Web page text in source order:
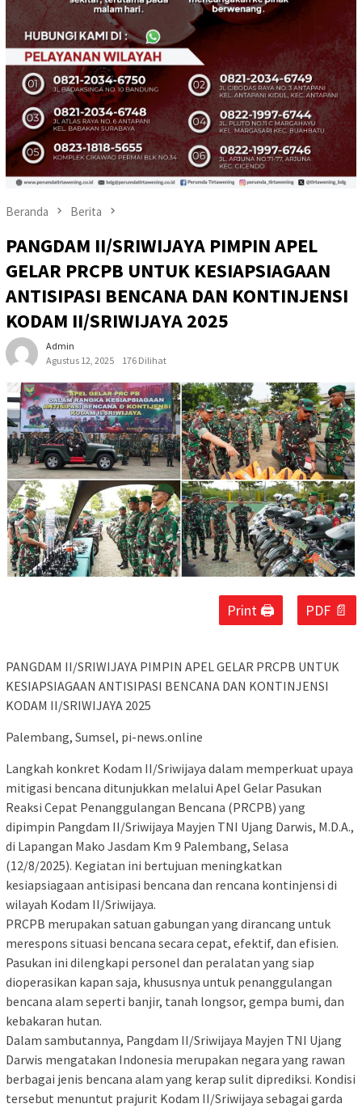
Beranda Berita
PANGDAM II/SRIWIJAYA PIMPIN APEL
GELAR PRCPB UNTUK KESIAPSIAGAAN
ANTISIPASI BENCANA DAN KONTINJENSI
KODAM II/SRIWIJAYA 2025
Admin
Agustus 12, 2025
176 Dilihat
Print 🖨 PDF 📄
PANGDAM II/SRIWIJAYA PIMPIN APEL GELAR PRCPB UNTUK
KESIAPSIAGAAN ANTISIPASI BENCANA DAN KONTINJENSI
KODAM II/SRIWIJAYA 2025
Palembang, Sumsel, pi-news.online
Langkah konkret Kodam II/Sriwijaya dalam memperkuat upaya
mitigasi bencana ditunjukkan melalui Apel Gelar Pasukan
Reaksi Cepat Penanggulangan Bencana (PRCPB) yang
dipimpin Pangdam II/Sriwijaya Mayjen TNI Ujang Darwis, M.D.A.,
di Lapangan Mako Jasdam Km 9 Palembang, Selasa
(12/8/2025). Kegiatan ini bertujuan meningkatkan
kesiapsiagaan antisipasi bencana dan rencana kontinjensi di
wilayah Kodam II/Sriwijaya.
PRCPB merupakan satuan gabungan yang dirancang untuk
merespons situasi bencana secara cepat, efektif, dan efisien.
Pasukan ini dilengkapi personel dan peralatan yang siap
dioperasikan kapan saja, khususnya untuk penanggulangan
bencana alam seperti banjir, tanah longsor, gempa bumi, dan
kebakaran hutan.
Dalam sambutannya, Pangdam II/Sriwijaya Mayjen TNI Ujang
Darwis mengatakan Indonesia merupakan negara yang rawan
berbagai jenis bencana alam yang kerap sulit diprediksi. Kondisi
tersebut menuntut prajurit Kodam II/Sriwijaya sebagai garda